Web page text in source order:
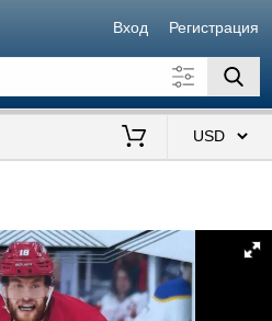
Вход Регистрация